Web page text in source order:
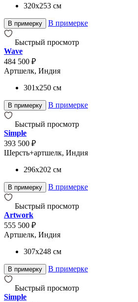
320x253 см
В примерку В примерке
Быстрый просмотр
Wave
484 500 ₽
Артшелк, Индия
301x250 см
В примерку В примерке
Быстрый просмотр
Simple
393 500 ₽
Шерсть+артшелк, Индия
296x202 см
В примерку В примерке
Быстрый просмотр
Artwork
555 500 ₽
Артшелк, Индия
307x248 см
В примерку В примерке
Быстрый просмотр
Simple